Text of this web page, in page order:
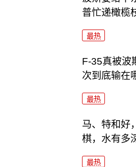
普忙递橄榄
最热
F-35真被波
次到底输在
最热
马、特和好
棋，水有多
最热